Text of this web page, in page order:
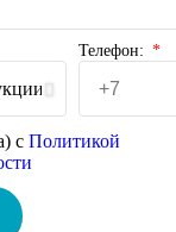
Телефон:
с Политикой